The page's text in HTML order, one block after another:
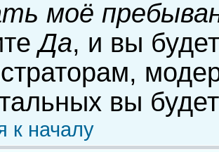
моё
Да, и вы
вы
к началу